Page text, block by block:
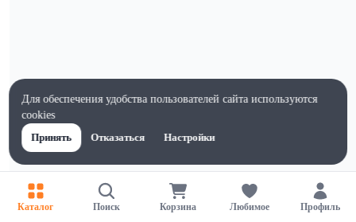
Характеристики
Каталог Поиск Корзина Любимое Профиль
Для обеспечения удобства пользователей сайта используются
cookies
Принять
Отказаться Настройки